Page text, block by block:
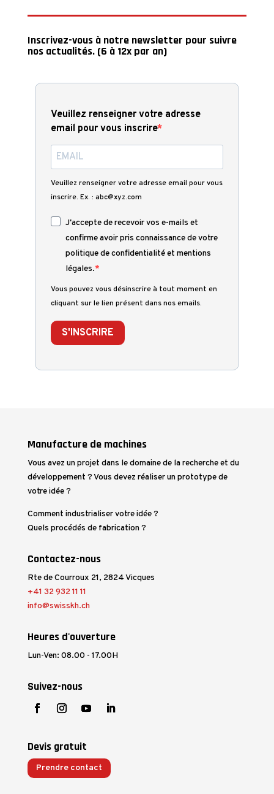
Inscrivez-vous à notre newsletter pour suivre
nos actualités. (6 à 12x par an)
Veuillez renseigner votre adresse
email pour vous inscrire
Veuillez renseigner votre adresse email pour vous
inscrire. Ex. : abc@xyz.com
J'accepte de recevoir vos e-mails et
confirme avoir pris connaissance de votre
politique de confidentialité et mentions
légales.
Vous pouvez vous désinscrire à tout moment en
cliquant sur le lien présent dans nos emails.
S'INSCRIRE
Manufacture de machines
Vous avez un projet dans le domaine de la recherche et du
développement ? Vous devez réaliser un prototype de
votre idée ?
Comment industrialiser votre idée ?
Quels procédés de fabrication ?
Contactez-nous
Rte de Courroux 21, 2824 Vicques
+41 32 932 11 11
info@swisskh.ch
Heures d'ouverture
Lun-Ven: 08.00 - 17.00H
Suivez-nous
Devis gratuit
Prendre contact